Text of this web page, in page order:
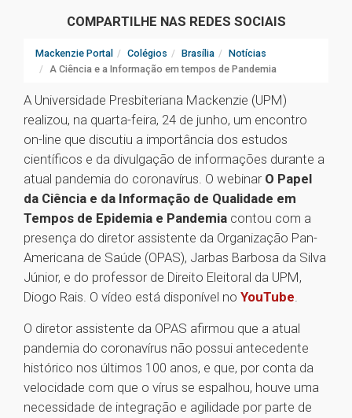
COMPARTILHE NAS REDES SOCIAIS
Mackenzie Portal Colégios Brasília
Notícias
A Ciência e a Informação em tempos de Pandemia
A Universidade Presbiteriana Mackenzie (UPM)
realizou, na quarta-feira, 24 de junho, um encontro
on-line que discutiu a importância dos estudos
científicos e da divulgação de informações durante a
atual pandemia do coronavírus. O webinar O Papel
da Ciência e da Informação de Qualidade em
Tempos de Epidemia e Pandemia contou com a
presença do diretor assistente da Organização Pan-
Americana de Saúde (OPAS), Jarbas Barbosa da Silva
Júnior, e do professor de Direito Eleitoral da UPM,
Diogo Rais. O vídeo está disponível no YouTube.
O diretor assistente da OPAS afirmou que a atual
pandemia do coronavírus não possui antecedente
histórico nos últimos 100 anos, e que, por conta da
velocidade com que o vírus se espalhou, houve uma
necessidade de integração e agilidade por parte de